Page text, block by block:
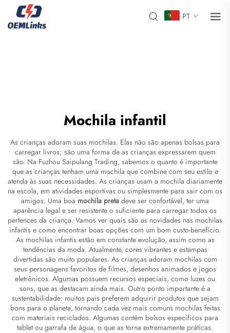
PT
Mochila infantil
As crianças adoram suas mochilas. Elas não são apenas bolsas para
carregar livros; são uma forma de as crianças expressarem quem
são. Na Fuzhou Saipulang Trading, sabemos o quanto é importante
que as crianças tenham uma mochila que combine com seu estilo e
atenda às suas necessidades. As crianças usam a mochila diariamente
na escola, em atividades esportivas ou simplesmente para sair com os
amigos. Uma boa mochila preta deve ser confortável, ter uma
aparência legal e ser resistente o suficiente para carregar todos os
pertences da criança. Vamos ver quais são as novidades nas mochilas
infantis e como encontrar boas opções com um bom custo-benefício.
As mochilas infantis estão em constante evolução, assim como as
tendências da moda. Atualmente, cores vibrantes e estampas
divertidas são muito populares. As crianças adoram mochilas com
seus personagens favoritos de filmes, desenhos animados e jogos
eletrônicos. Algumas possuem recursos especiais, como luzes ou
sons, que as destacam ainda mais. Outro ponto importante é a
sustentabilidade: muitos pais preferem adquirir produtos que sejam
bons para o planeta, tornando cada vez mais comuns mochilas feitas
com materiais reciclados. Algumas contêm bolsos específicos para
tablet ou garrafa de água, o que as torna extremamente práticas.